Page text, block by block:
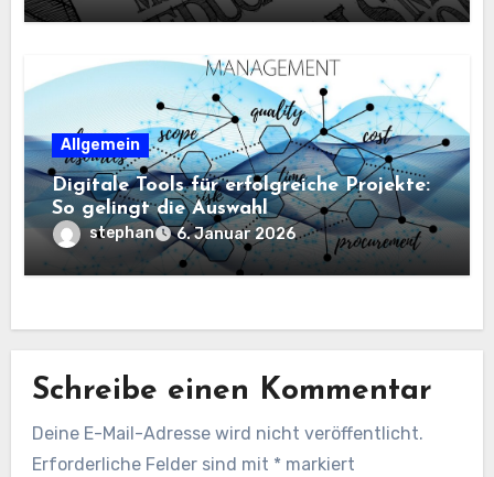
Allgemein
Digitale Tools für erfolgreiche Projekte:
So gelingt die Auswahl
stephan 6. Januar 2026
Schreibe einen Kommentar
Deine E-Mail-Adresse wird nicht veröffentlicht.
Erforderliche Felder sind mit * markiert